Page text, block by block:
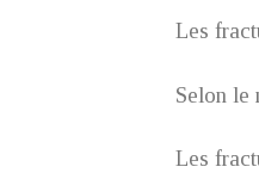
Les
Selon le
Les